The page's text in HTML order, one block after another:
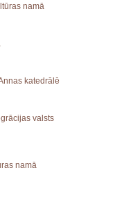
namā
katedrālē
valsts
namā